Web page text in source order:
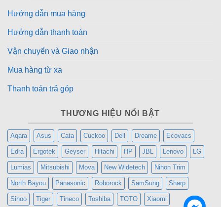
Hướng dẫn mua hàng
Hướng dẫn thanh toán
Vận chuyển và Giao nhận
Mua hàng từ xa
Thanh toán trả góp
THƯƠNG HIỆU NỔI BẬT
Aqara Asus Cata Cuckoo Dell Dreame Ecovacs
Edra Ergotek Geyser Hitachi HP JBL Lenovo LG
Lumias Mitsubishi Mova New Widetech Nihon Trim
North Bayou Panasonic Roborock SamSung Sharp
Sihoo Tiger Tineco Toshiba TOTO Xiaomi